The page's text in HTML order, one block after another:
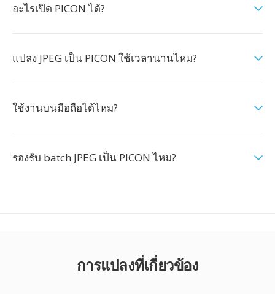
อะไรเปิด PICON ได้?
แปลง JPEG เป็น PICON ใช้เวลานานไหม?
ใช้งานบนมือถือได้ไหม?
รองรับ batch JPEG เป็น PICON ไหม?
การแปลงที่เกี่ยวข้อง